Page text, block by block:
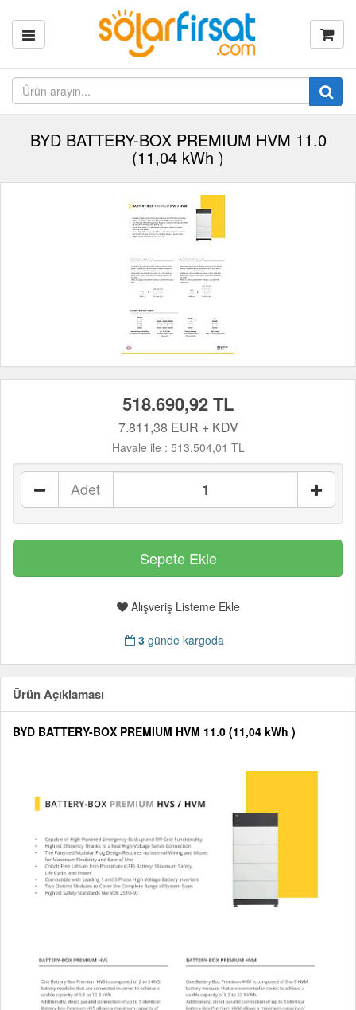
BYD BATTERY-BOX PREMIUM HVM 11.0
(11,04 kWh )
518.690,92 TL
7.811,38 EUR + KDV
Havale ile : 513.504,01 TL
Adet
Alışveriş Listeme Ekle
3günde kargoda
Ürün Açıklaması
BYD BATTERY-BOX PREMIUM HVM 11.0 (11,04 kWh )